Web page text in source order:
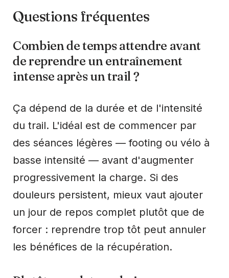
Questions fréquentes
Combien de temps attendre avant
de reprendre un entraînement
intense après un trail ?
Ça dépend de la durée et de l'intensité
du trail. L'idéal est de commencer par
des séances légères — footing ou vélo à
basse intensité — avant d'augmenter
progressivement la charge. Si des
douleurs persistent, mieux vaut ajouter
un jour de repos complet plutôt que de
forcer : reprendre trop tôt peut annuler
les bénéfices de la récupération.